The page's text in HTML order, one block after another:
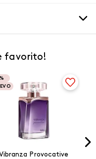
favorito!
Provocative